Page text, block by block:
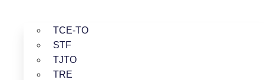
TCE-TO
STF
TJTO
TRE